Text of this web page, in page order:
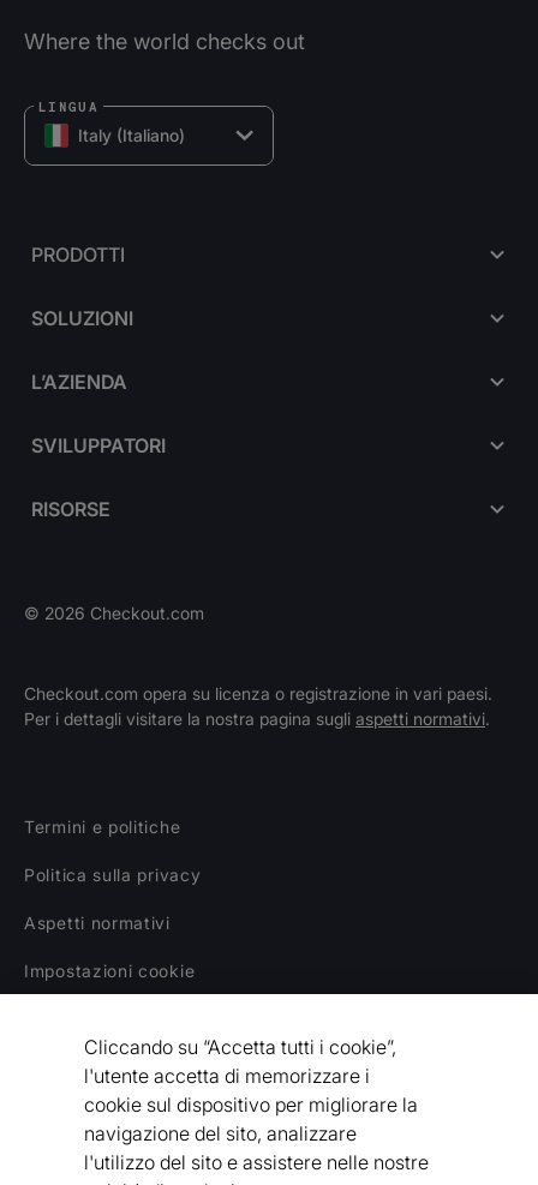
Where the world checks out
Italy (Italiano)
LINGUA
PRODOTTI
SOLUZIONI
L’AZIENDA
SVILUPPATORI
RISORSE
© 2026 Checkout.com
Checkout.com opera su licenza o registrazione in vari paesi.
Per i dettagli visitare la nostra pagina sugli aspetti normativi.
Termini e politiche
Politica sulla privacy
Aspetti normativi
Impostazioni cookie
Dichiarazione sulla schiavitù moderna
Codice etico del fornitore
Dichiarazione di accessibilità
Cliccando su “Accetta tutti i cookie”,
l'utente accetta di memorizzare i
cookie sul dispositivo per migliorare la
navigazione del sito, analizzare
l'utilizzo del sito e assistere nelle nostre